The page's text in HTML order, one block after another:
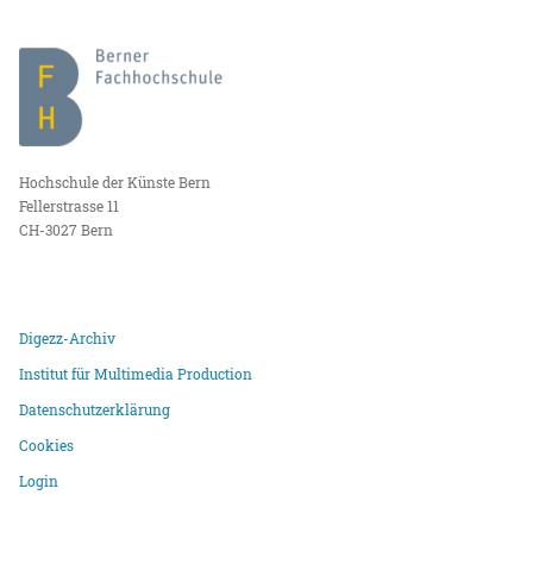
Hochschule der Künste Bern
Fellerstrasse 11
CH-3027 Bern
Digezz-Archiv
Institut für Multimedia Production
Datenschutzerklärung
Cookies
Login